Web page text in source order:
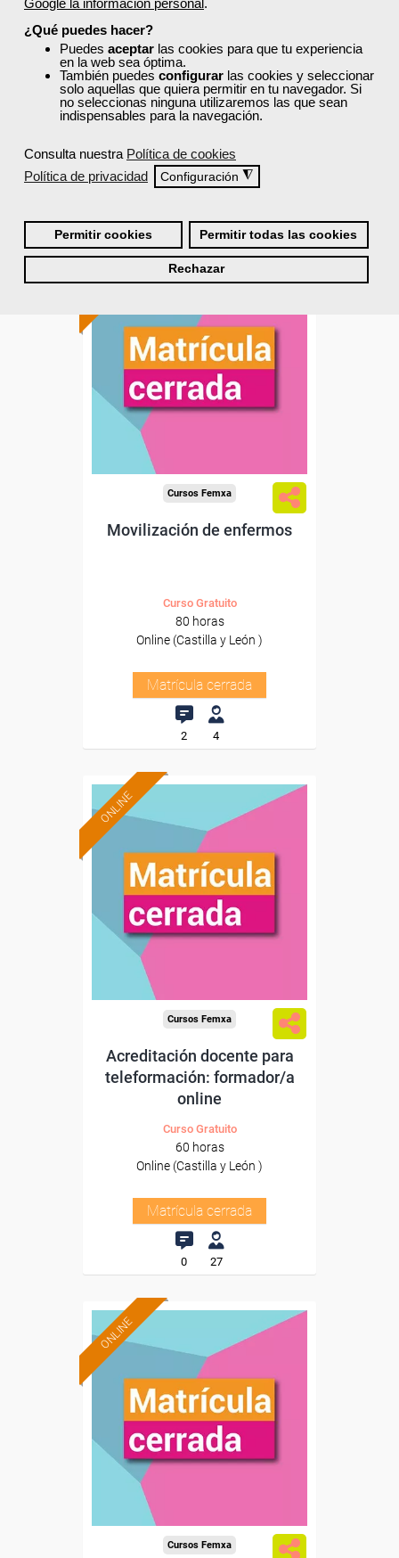
¿Qué puedes hacer?
Puedes aceptar las cookies para que tu experiencia
en la web sea óptima.
También puedes configurar las cookies y seleccionar
solo aquellas que quiera permitir en tu navegador. Si
no seleccionas ninguna utilizaremos las que sean
indispensables para la navegación.
Consulta nuestra Política de cookies
Política de privacidad
Configuración ◮
Permitir cookies Permitir todas las cookies
Rechazar
Control de quejas y
reclamaciones
Curso Gratuito
20 horas
Presencial - Aula virtual en Madrid
Matrícula cerrada
ONLINE
Cursos Femxa
Movilización de enfermos
Curso Gratuito
80 horas
Online (Castilla y León )
Matrícula cerrada
2 4
ONLINE
Cursos Femxa
Acreditación docente para
teleformación: formador/a
online
Curso Gratuito
60 horas
Online (Castilla y León )
Matrícula cerrada
0 27
ONLINE
Cursos Femxa